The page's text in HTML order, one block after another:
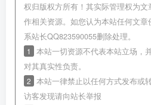
权归版权方所有！其实际管理权为
作相关资源。如您认为本站任何文
系站长QQ823590055删除处理。
1
本站一切资源不代表本站立场，
对其真实性负责。
2 本站一律禁止以任何方式发布或
访客发现请向站长举报